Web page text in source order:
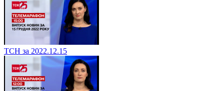
ТСН за 2022.12.15